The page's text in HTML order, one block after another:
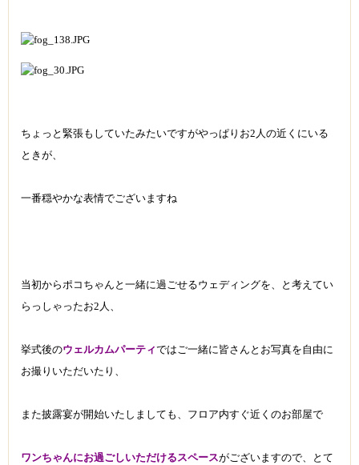
ちょっと緊張もしていたみたいですがやっぱりお2人の近くにいる
ときが、
一番穏やかな表情でございますね
当初からポコちゃんと一緒に過ごせるウェディングを、と考えてい
らっしゃったお2人、
挙式後のウェルカムパーティではご一緒に皆さんとお写真を自由に
お撮りいただいたり、
また披露宴が開始いたしましても、フロア内すぐ近くのお部屋で
ワンちゃんにお過ごしいただけるスペースがございますので、とて